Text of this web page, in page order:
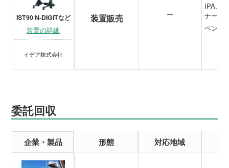
IST90 N-DIGITなど
装置の詳細
イデア株式会社
装置販売 ー
IPA、
ナー類
ベンゼ
委託回収
企業・製品 形態 対応地域